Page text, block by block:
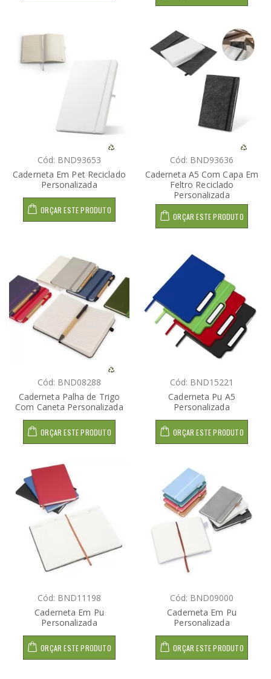
Cód: BND93653
Caderneta Em Pet Reciclado
Personalizada
ORÇAR ESTE PRODUTO
Cód: BND93636
Caderneta A5 Com Capa Em
Feltro Reciclado
Personalizada
ORÇAR ESTE PRODUTO
Cód: BND08288
Caderneta Palha de Trigo
Com Caneta Personalizada
ORÇAR ESTE PRODUTO
Cód: BND15221
Caderneta Pu A5
Personalizada
ORÇAR ESTE PRODUTO
Cód: BND11198
Caderneta Em Pu
Personalizada
ORÇAR ESTE PRODUTO
Cód: BND09000
Caderneta Em Pu
Personalizada
ORÇAR ESTE PRODUTO